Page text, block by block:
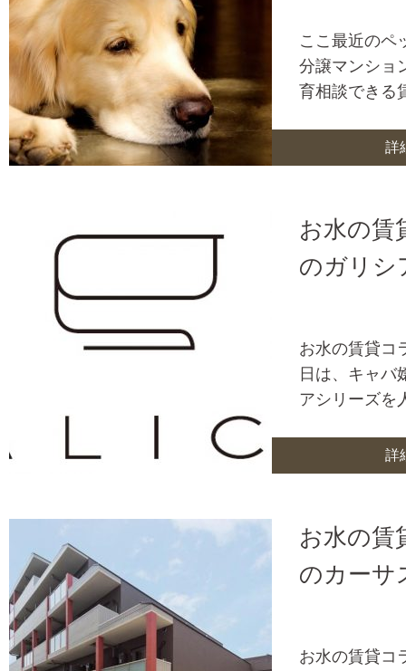
ここ最近のペ
分譲マンショ
育相談できる
詳
お水の
のガリ
お水の賃貸コ
日は、キャバ
アシリーズ
詳
お水の
のカー
お水の賃貸コ